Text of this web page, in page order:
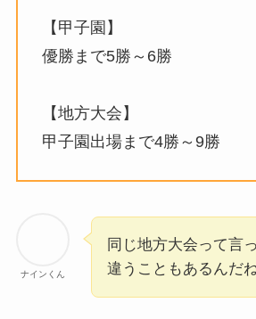
【甲子園】
優勝まで5勝～6勝
【地方大会】
甲子園出場まで4勝～9勝
ナインくん
同じ地方大会って言
違うこともあるんだね